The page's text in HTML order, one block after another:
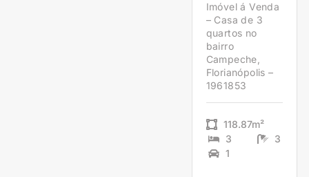
Imóvel á Venda
– Casa de 3
quartos no
bairro
Campeche,
Florianópolis –
1961853
118.87m²
3
3
1